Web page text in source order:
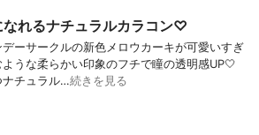
れるナチュラルカラコン♡
ーサークルの新色メロウカーキが可愛いすぎ
うな柔らかい印象のフチで瞳の透明感UP🤍
ナチュラル…続きを見る